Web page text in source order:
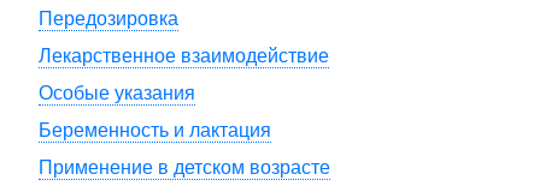
Передозировка
Лекарственное взаимодействие
Особые указания
Беременность и лактация
Применение в детском возрасте